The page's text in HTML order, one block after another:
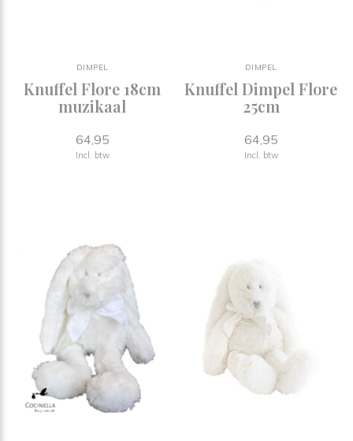
DIMPEL
Knuffel Flore 18cm
muzikaal
64,95
Incl. btw
DIMPEL
Knuffel Dimpel Flore
25cm
64,95
Incl. btw